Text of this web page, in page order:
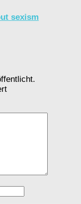
sexism